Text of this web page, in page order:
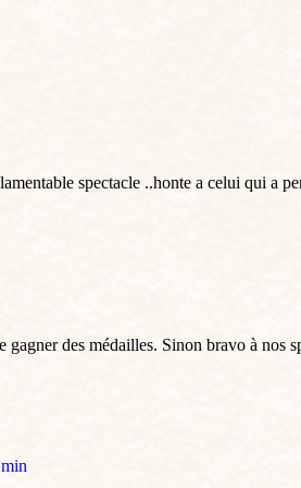
spectacle ..honte a celui qui a
gagner des médailles. Sinon bravo à nos